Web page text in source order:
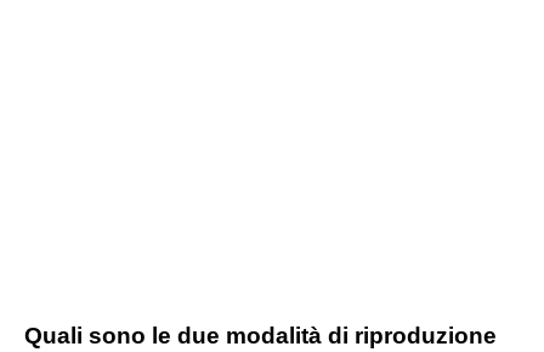
Quali sono le due modalità di riproduzione